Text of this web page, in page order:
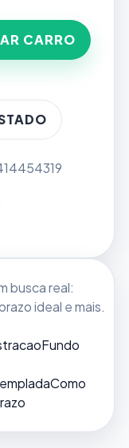
CARRO
busca real:
ideal e mais.
Fundo
Como